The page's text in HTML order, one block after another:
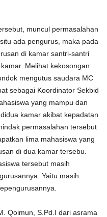
muncul permasalahan
ada pengurus, maka pada
di kamar santri-santri
Melihat kekosongan
mengutus saudara MC
sebagai Koordinator Sekbid
yang mampu dan
kamar akibat kepadatan
permasalahan tersebut
lima mahasiswa yang
di dua kamar tersebu.
tersebut masih
Yaitu masih
Qoimun, S.Pd.I dari asrama